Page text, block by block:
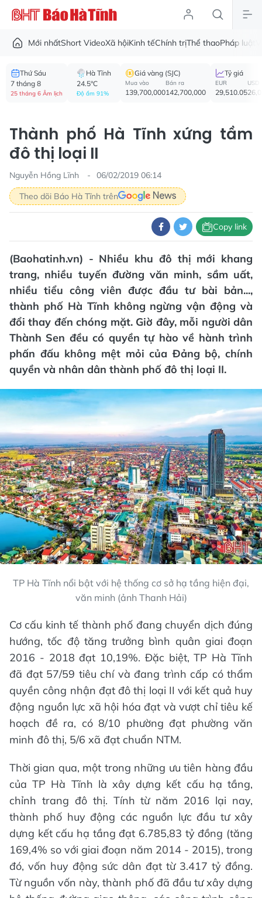
Mới nhấtShort VideoXã hộiKinh tếChính trịThể thaoPháp luật
Thứ Sáu
7 tháng 8
25 tháng 6 Âm lịch
Hà Tĩnh
24.5°C
Độ ẩm 91%
Giá vàng (SJC)
Mua vào
139,700,000
Bán ra
142,700,000
Tỷ giá
EUR
29,510.05
USD
Thành phố Hà Tĩnh xứng tầm
đô thị loại II
Nguyễn Hồng Lĩnh
06/02/2019 06:14
Theo dõi Báo Hà Tĩnh trên
Copy link
(Baohatinh.vn) - Nhiều khu đô thị mới khang
trang, nhiều tuyến đường văn minh, sầm uất,
nhiều tiểu công viên được đầu tư bài bản...,
thành phố Hà Tĩnh không ngừng vận động và
đổi thay đến chóng mặt. Giờ đây, mỗi người dân
Thành Sen đều có quyền tự hào về hành trình
phấn đấu không mệt mỏi của Đảng bộ, chính
quyền và nhân dân thành phố đô thị loại II.
TP Hà Tĩnh nổi bật với hệ thống cơ sở hạ tầng hiện đại,
văn minh (ảnh Thanh Hải)
Cơ cấu kinh tế thành phố đang chuyển dịch đúng
hướng, tốc độ tăng trưởng bình quân giai đoạn
2016 - 2018 đạt 10,19%. Đặc biệt, TP Hà Tĩnh
đã đạt 57/59 tiêu chí và đang trình cấp có thẩm
quyền công nhận đạt đô thị loại II với kết quả huy
động nguồn lực xã hội hóa đạt và vượt chỉ tiêu kế
hoạch đề ra, có 8/10 phường đạt phường văn
minh đô thị, 5/6 xã đạt chuẩn NTM.
Thời gian qua, một trong những ưu tiên hàng đầu
của TP Hà Tĩnh là xây dựng kết cấu hạ tầng,
chỉnh trang đô thị. Tính từ năm 2016 lại nay,
thành phố huy động các nguồn lực đầu tư xây
dựng kết cấu hạ tầng đạt 6.785,83 tỷ đồng (tăng
169,4% so với giai đoạn năm 2014 - 2015), trong
đó, vốn huy động sức dân đạt từ 3.417 tỷ đồng.
Từ nguồn vốn này, thành phố đã đầu tư xây dựng